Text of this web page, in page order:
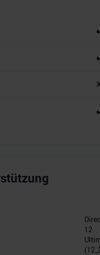
Informationen
im Rahmen Ihrer Nutzung
12